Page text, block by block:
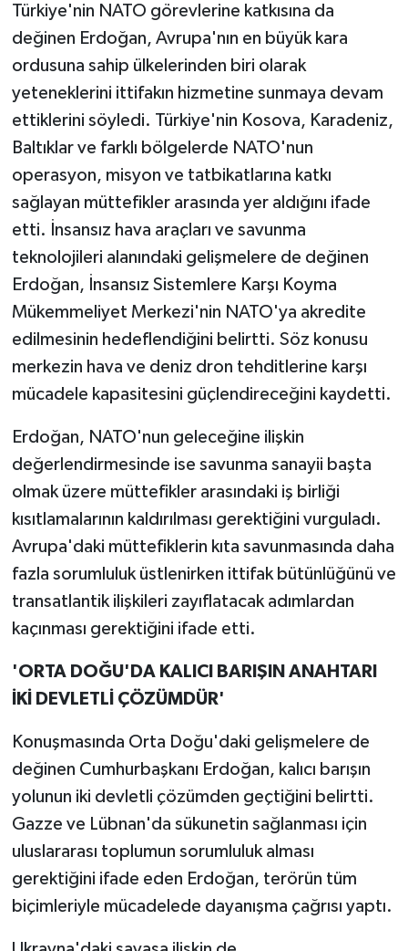
Türkiye'nin NATO görevlerine katkısına da
değinen Erdoğan, Avrupa'nın en büyük kara
ordusuna sahip ülkelerinden biri olarak
yeteneklerini ittifakın hizmetine sunmaya devam
ettiklerini söyledi. Türkiye'nin Kosova, Karadeniz,
Baltıklar ve farklı bölgelerde NATO'nun
operasyon, misyon ve tatbikatlarına katkı
sağlayan müttefikler arasında yer aldığını ifade
etti. İnsansız hava araçları ve savunma
teknolojileri alanındaki gelişmelere de değinen
Erdoğan, İnsansız Sistemlere Karşı Koyma
Mükemmeliyet Merkezi'nin NATO'ya akredite
edilmesinin hedeflendiğini belirtti. Söz konusu
merkezin hava ve deniz dron tehditlerine karşı
mücadele kapasitesini güçlendireceğini kaydetti.
Erdoğan, NATO'nun geleceğine ilişkin
değerlendirmesinde ise savunma sanayii başta
olmak üzere müttefikler arasındaki iş birliği
kısıtlamalarının kaldırılması gerektiğini vurguladı.
Avrupa'daki müttefiklerin kıta savunmasında daha
fazla sorumluluk üstlenirken ittifak bütünlüğünü ve
transatlantik ilişkileri zayıflatacak adımlardan
kaçınması gerektiğini ifade etti.
'ORTA DOĞU'DA KALICI BARIŞIN ANAHTARI
İKİ DEVLETLİ ÇÖZÜMDÜR'
Konuşmasında Orta Doğu'daki gelişmelere de
değinen Cumhurbaşkanı Erdoğan, kalıcı barışın
yolunun iki devletli çözümden geçtiğini belirtti.
Gazze ve Lübnan'da sükunetin sağlanması için
uluslararası toplumun sorumluluk alması
gerektiğini ifade eden Erdoğan, terörün tüm
biçimleriyle mücadelede dayanışma çağrısı yaptı.